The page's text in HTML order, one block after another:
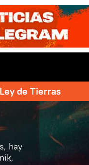
de Tierras
hay